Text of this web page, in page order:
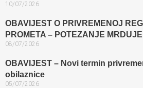
10/07/2026
OBAVIJEST O PRIVREMENOJ
PROMETA – POTEZANJE
08/07/2026
OBAVIJEST – Novi termin
obilaznice​
05/07/2026